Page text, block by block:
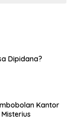
Dipidana?
Kantor